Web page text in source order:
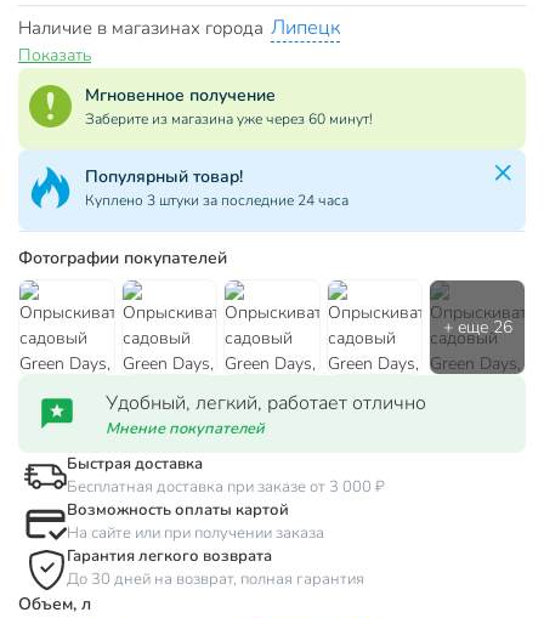
Наличие в магазинах города Липецк
Показать
Мгновенное получение
Заберите из магазина уже через 60 минут!
Популярный товар!
Куплено 3 штуки за последние 24 часа
Фотографии покупателей
Удобный, легкий, работает отлично
Мнение покупателей
Быстрая доставка
Бесплатная доставка при заказе от 3 000 ₽
Возможность оплаты картой
На сайте или при получении заказа
Гарантия легкого возврата
До 30 дней на возврат, полная гарантия
Объем, л